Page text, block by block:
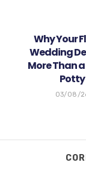
Why Your
Wedding
More Than
Potty
03/08/